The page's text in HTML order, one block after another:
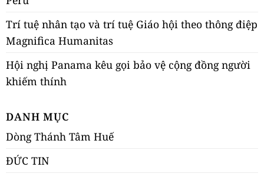
Trí tuệ nhân tạo và trí tuệ Giáo hội theo thông điệp
Magnifica Humanitas
Hội nghị Panama kêu gọi bảo vệ cộng đồng người
khiếm thính
DANH MỤC
Dòng Thánh Tâm Huế
ĐỨC TIN